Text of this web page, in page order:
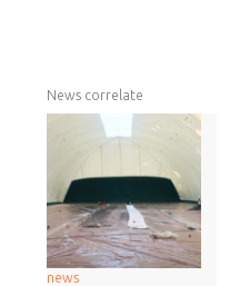
News correlate
news